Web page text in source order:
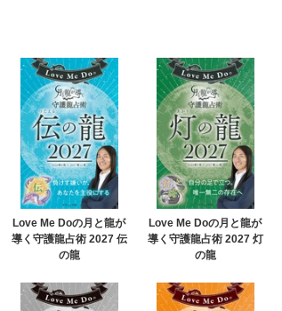
Love Me Doの月と龍が
導く守護龍占術 2027 伝
の龍
Love Me Doの月と龍が
導く守護龍占術 2027 灯
の龍